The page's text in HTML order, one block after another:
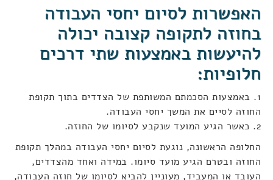
האפשרות לסיום יחסי העבודה
בחוזה לתקופה קצובה יכולה
להיעשות באמצעות שתי דרכים
חלופיות:
1. באמצעות הסכמתם המשותפת של הצדדים בתוך תקופת
החוזה לסיים את המשך יחסי העבודה.
2. כאשר הגיע המועד שנקבע לסיומו של החוזה.
החלופה הראשונה, נוגעת לסיום יחסי העבודה במהלך תקופת
החוזה ובטרם הגיע מועד סיומו. במידה ואחד מהצדדים,
העובד או המעביד, מעוניין להביא לסיומו של חוזה העבודה,